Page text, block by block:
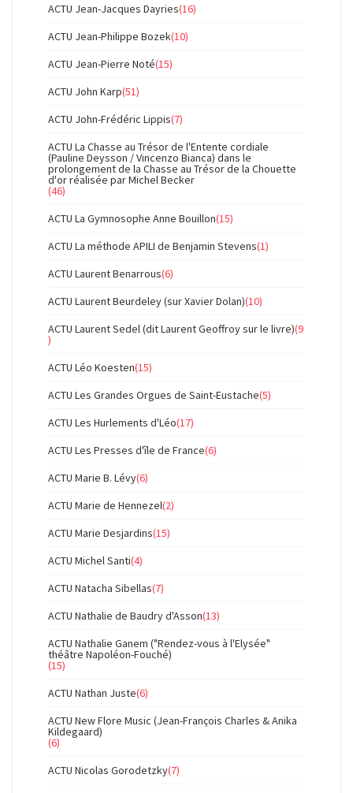
ACTU Jean-Jacques Dayries(16)
ACTU Jean-Philippe Bozek(10)
ACTU Jean-Pierre Noté(15)
ACTU John Karp(51)
ACTU John-Frédéric Lippis(7)
ACTU La Chasse au Trésor de l'Entente cordiale
(Pauline Deysson / Vincenzo Bianca) dans le
prolongement de la Chasse au Trésor de la Chouette
d'or réalisée par Michel Becker
(46)
ACTU La Gymnosophe Anne Bouillon(15)
ACTU La méthode APILI de Benjamin Stevens(1)
ACTU Laurent Benarrous(6)
ACTU Laurent Beurdeley (sur Xavier Dolan)(10)
ACTU Laurent Sedel (dit Laurent Geoffroy sur le livre)(9
)
ACTU Léo Koesten(15)
ACTU Les Grandes Orgues de Saint-Eustache(5)
ACTU Les Hurlements d'Léo(17)
ACTU Les Presses d'île de France(6)
ACTU Marie B. Lévy(6)
ACTU Marie de Hennezel(2)
ACTU Marie Desjardins(15)
ACTU Michel Santi(4)
ACTU Natacha Sibellas(7)
ACTU Nathalie de Baudry d'Asson(13)
ACTU Nathalie Ganem ("Rendez-vous à l'Elysée"
théâtre Napoléon-Fouché)
(15)
ACTU Nathan Juste(6)
ACTU New Flore Music (Jean-François Charles & Anika
Kildegaard)
(6)
ACTU Nicolas Gorodetzky(7)